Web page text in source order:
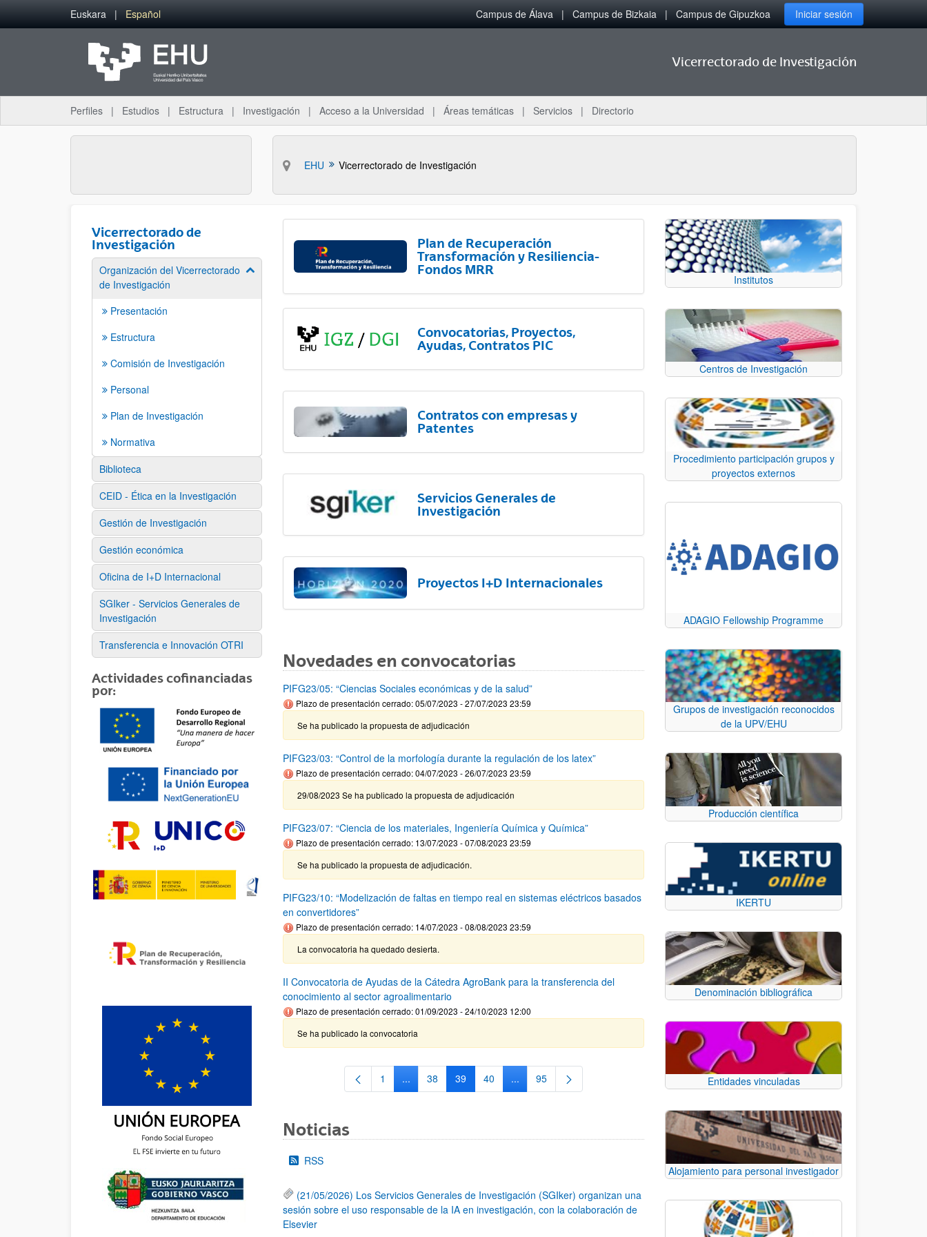
Saltar al contenido principal
Euskara Español Campus de Álava Campus de Bizkaia Campus de Gipuzkoa Iniciar sesión
Vicerrectorado de Investigación
Perfiles Estudios Estructura Investigación Acceso a la Universidad Áreas temáticas Servicios Directorio
EHU Vicerrectorado de Investigación
Vicerrectorado de
Investigación
Organización del Vicerrectorado
de Investigación
Mostrar/ocultar subpáginas
Presentación
Estructura
Comisión de Investigación
Personal
Plan de Investigación
Normativa
Biblioteca
CEID - Ética en la Investigación
Gestión de Investigación
Gestión económica
Oficina de I+D Internacional
SGIker - Servicios Generales de
Investigación
Transferencia e Innovación OTRI
Actividades cofinanciadas
por:
Plan de Recuperación
Transformación y Resiliencia-
Fondos MRR
Convocatorias, Proyectos,
Ayudas, Contratos PIC
Contratos con empresas y
Patentes
Servicios Generales de
Investigación
Proyectos I+D Internacionales
Novedades en convocatorias
PIFG23/05: “Ciencias Sociales económicas y de la salud”
Plazo de presentación cerrado: 05/07/2023 - 27/07/2023 23:59
Se ha publicado la propuesta de adjudicación
PIFG23/03: “Control de la morfología durante la regulación de los latex”
Plazo de presentación cerrado: 04/07/2023 - 26/07/2023 23:59
29/08/2023 Se ha publicado la propuesta de adjudicación
PIFG23/07: “Ciencia de los materiales, Ingeniería Química y Química”
Plazo de presentación cerrado: 13/07/2023 - 07/08/2023 23:59
Se ha publicado la propuesta de adjudicación.
PIFG23/10: “Modelización de faltas en tiempo real en sistemas eléctricos basados
en convertidores”
Plazo de presentación cerrado: 14/07/2023 - 08/08/2023 23:59
La convocatoria ha quedado desierta.
II Convocatoria de Ayudas de la Cátedra AgroBank para la transferencia del
conocimiento al sector agroalimentario
Plazo de presentación cerrado: 01/09/2023 - 24/10/2023 12:00
Se ha publicado la convocatoria
Página
1 ...Páginas intermedias Use TAB para desplazarse.
Página
38 Página
39 Página
40 ...Páginas intermedias Use TAB para desplazarse.
Página
95
Noticias
RSS
(21/05/2026) Los Servicios Generales de Investigación (SGIker) organizan una
sesión sobre el uso responsable de la IA en investigación, con la colaboración de
Elsevier
Institutos
Centros de Investigación
Procedimiento participación grupos y
proyectos externos
ADAGIO Fellowship Programme
Grupos de investigación reconocidos
de la UPV/EHU
Producción científica
IKERTU
Denominación bibliográfica
Entidades vinculadas
Alojamiento para personal investigador